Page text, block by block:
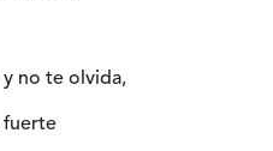
no te olvida,
fuerte